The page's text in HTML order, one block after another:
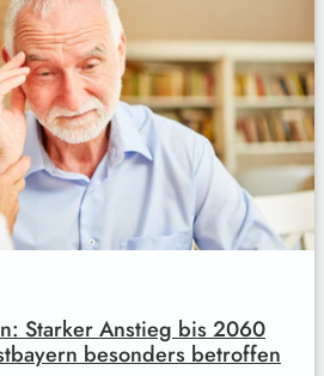
Starker Anstieg bis 2060
besonders betroffen